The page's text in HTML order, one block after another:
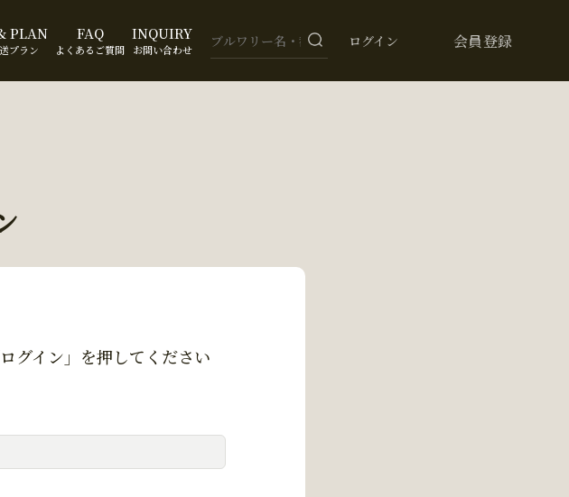
PLAN
プラン
FAQ
よくあるご質問
INQUIRY
お問い合わせ ログイン 会員登録
グイン」を押してください